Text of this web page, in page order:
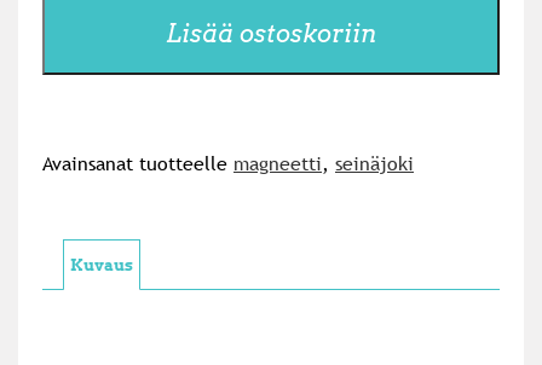
Lisää ostoskoriin
Avainsanat tuotteelle magneetti, seinäjoki
Kuvaus